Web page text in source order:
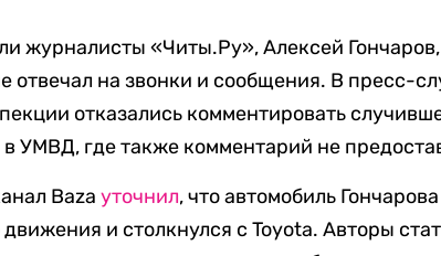
журналисты «Читы.Ру», Алексей
отвечал на звонки и сообщения. В пресс-
отказались комментировать
в УМВД, где также комментарий не
Bazaуточнил, что автомобиль
движения и столкнулся с Toyota. Авторы